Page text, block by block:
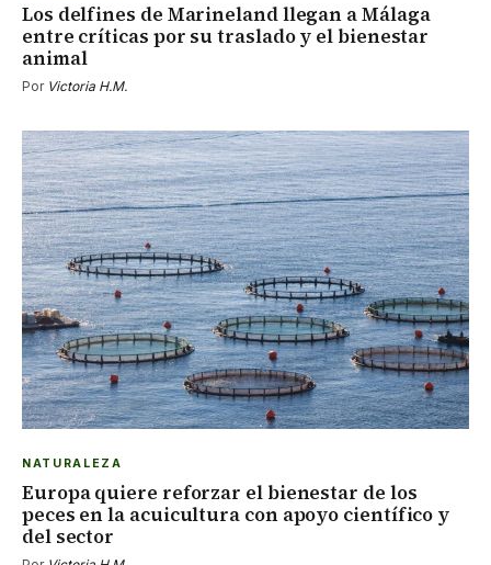
Los delfines de Marineland llegan a Málaga
entre críticas por su traslado y el bienestar
animal
Por Victoria H.M.
NATURALEZA
Europa quiere reforzar el bienestar de los
peces en la acuicultura con apoyo científico y
del sector